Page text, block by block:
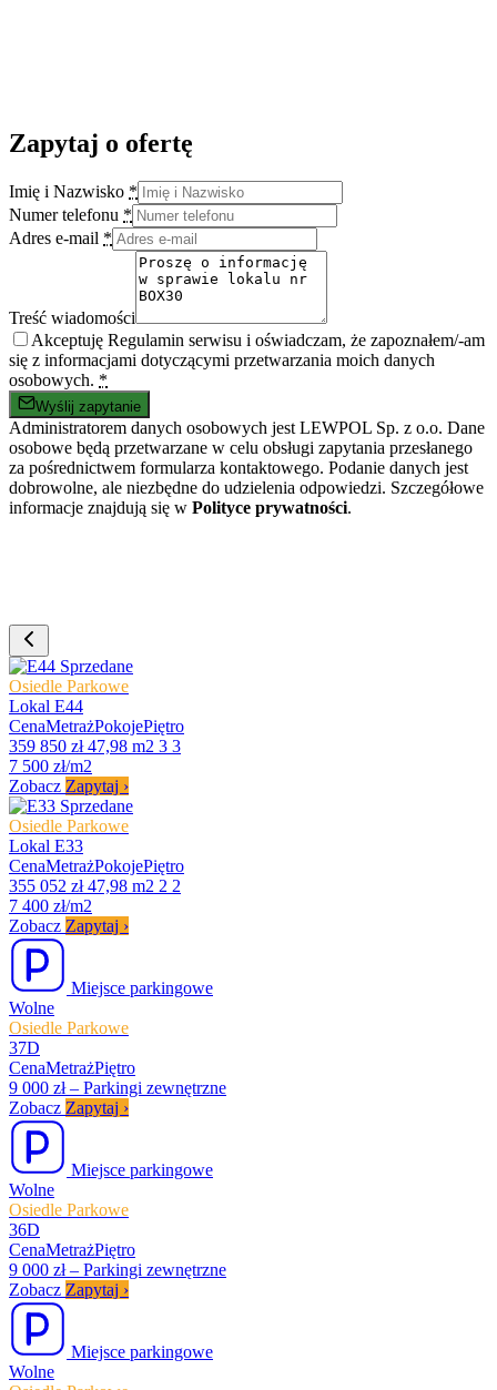
Zapytaj o ofertę
Imię i Nazwisko *
Numer telefonu *
Adres e-mail *
Treść wiadomości
Akceptuję Regulamin serwisu i oświadczam, że zapoznałem/-am
się z informacjami dotyczącymi przetwarzania moich danych
osobowych. *
Wyślij zapytanie
Administratorem danych osobowych jest LEWPOL Sp. z o.o. Dane
osobowe będą przetwarzane w celu obsługi zapytania przesłanego
za pośrednictwem formularza kontaktowego. Podanie danych jest
dobrowolne, ale niezbędne do udzielenia odpowiedzi. Szczegółowe
informacje znajdują się w Polityce prywatności.
Sprzedane
Osiedle Parkowe
Lokal E44
CenaMetrażPokojePiętro
359 850 zł 47,98 m2 3 3
7 500 zł/m2
Zobacz Zapytaj ›
Sprzedane
Osiedle Parkowe
Lokal E33
CenaMetrażPokojePiętro
355 052 zł 47,98 m2 2 2
7 400 zł/m2
Zobacz Zapytaj ›
Miejsce parkingowe
Wolne
Osiedle Parkowe
37D
CenaMetrażPiętro
9 000 zł – Parkingi zewnętrzne
Zobacz Zapytaj ›
Miejsce parkingowe
Wolne
Osiedle Parkowe
36D
CenaMetrażPiętro
9 000 zł – Parkingi zewnętrzne
Zobacz Zapytaj ›
Miejsce parkingowe
Wolne